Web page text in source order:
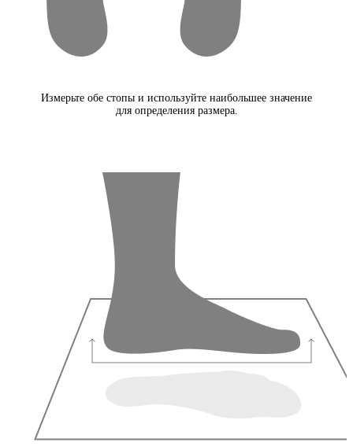
Измерьте обе стопы и используйте наибольшее значение
для определения размера.